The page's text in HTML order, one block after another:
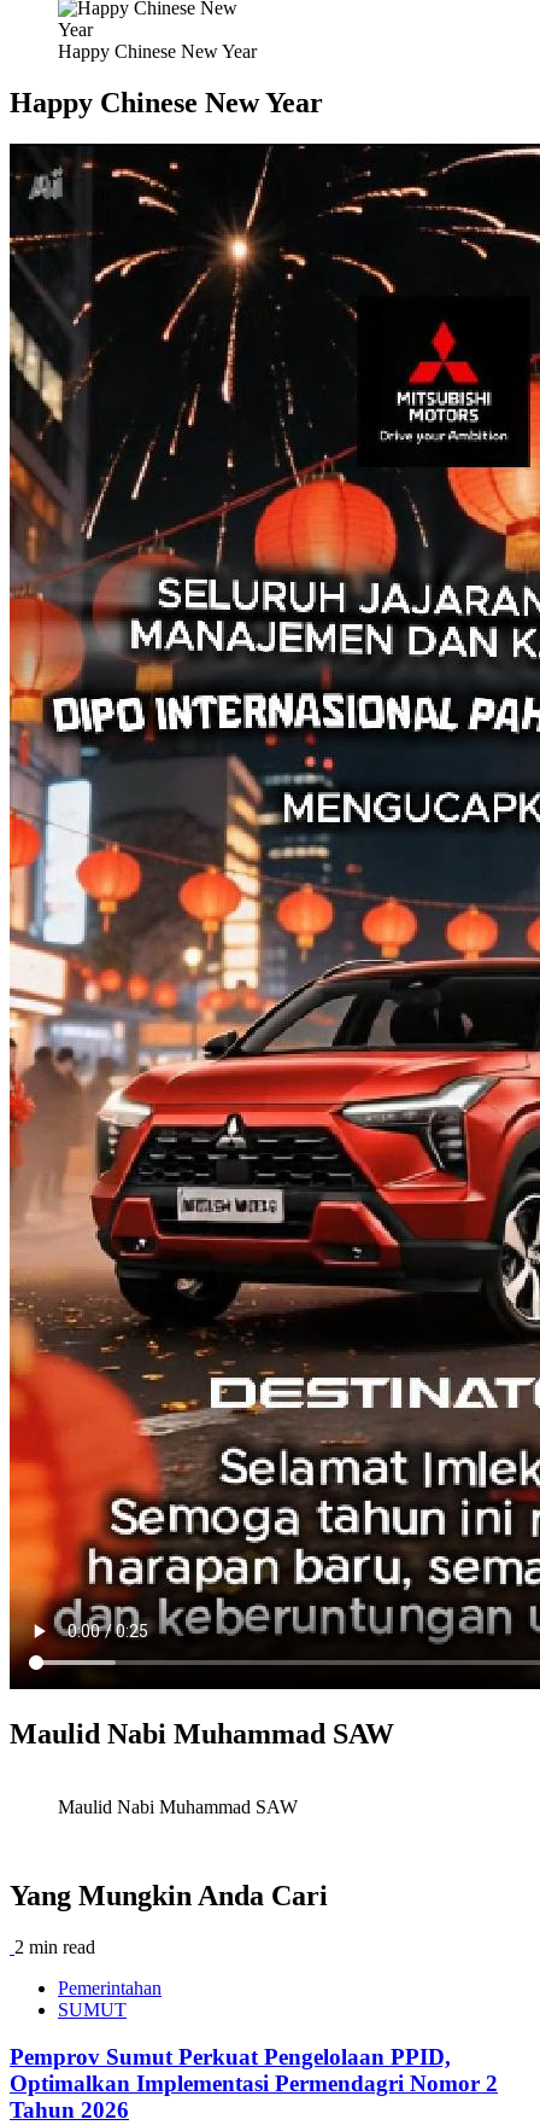
Happy Chinese New Year
Happy Chinese New Year
Maulid Nabi Muhammad SAW
Maulid Nabi Muhammad SAW
Yang Mungkin Anda Cari
2 min read
Pemerintahan
SUMUT
Pemprov Sumut Perkuat Pengelolaan PPID,
Optimalkan Implementasi Permendagri Nomor 2
Tahun 2026